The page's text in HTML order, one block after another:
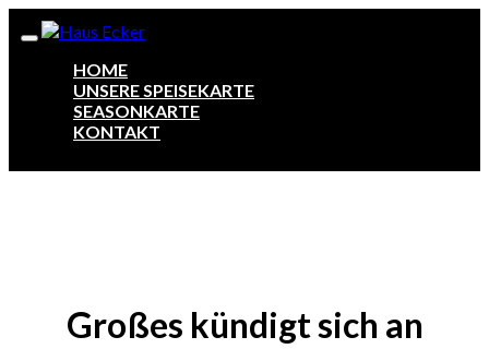
HOME
UNSERE SPEISEKARTE
SEASONKARTE
KONTAKT
Großes kündigt sich an